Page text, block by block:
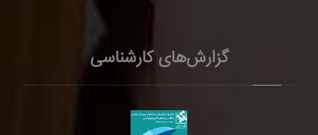
گزارش‌های کارشناسی